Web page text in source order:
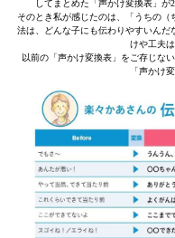
してまとめた「声かけ変換表」が
そのとき私が感じたのは、「うちの
法は、どんな子にも伝わりやすいん
けや工夫
以前の「声かけ変換表」をご存じな
「声かけ